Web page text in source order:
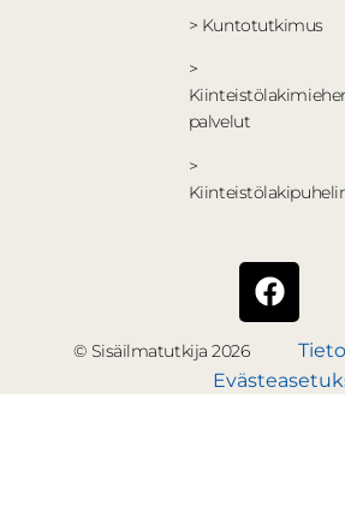
> Kuntotutkimus
>
palvelut
>
© Sisäilmatutkija 2026